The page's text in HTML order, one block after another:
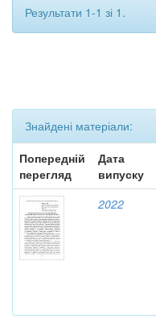
Результати 1-1 зі 1.
Знайдені матеріали:
Попередній
перегляд
Дата
випуску
2022